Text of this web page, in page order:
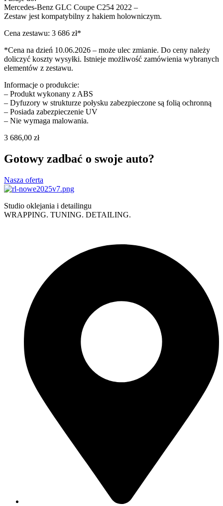
Mercedes-Benz GLC Coupe C254 2022 –
Zestaw jest kompatybilny z hakiem holowniczym.
Cena zestawu: 3 686 zł*
*Cena na dzień 10.06.2026 – może ulec zmianie. Do ceny należy
doliczyć koszty wysyłki. Istnieje możliwość zamówienia wybranych
elementów z zestawu.
Informacje o produkcie:
– Produkt wykonany z ABS
– Dyfuzory w strukturze połysku zabezpieczone są folią ochronną
– Posiada zabezpieczenie UV
– Nie wymaga malowania.
3 686,00 zł
Gotowy zadbać o swoje auto?
Nasza oferta
Studio oklejania i detailingu
WRAPPING. TUNING. DETAILING.